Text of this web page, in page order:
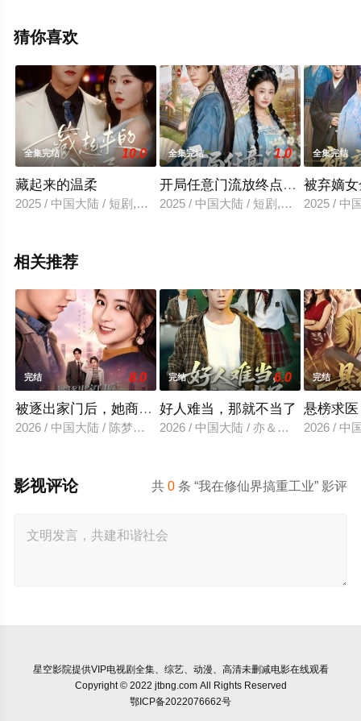
电视剧、电视猫或剧情网等平台了解。
猜你喜欢
全集完结 10.0
藏起来的温柔
2025 / 中国大陆 / 短剧,女频恋爱
全集完结 1.0
开局任意门流放终点是太子妃
2025 / 中国大陆 / 短剧,古装仙侠
全集完结
被弃嫡
2025 / 中
相关推荐
完结 8.0
被逐出家门后，她商界封神
2026 / 中国大陆 / 陈梦希＆傅邦奇
完结 6.0
好人难当，那就不当了
2026 / 中国大陆 / 亦＆常珂欣
完结
悬榜求
2026 / 中
共0 条 “我在修仙界搞重工业” 影评
影视评论
星空影院提供VIP电视剧全集、综艺、动漫、高清未删减电影在线观看
Copyright © 2022 jtbng.com All Rights Reserved
鄂ICP备2022076662号